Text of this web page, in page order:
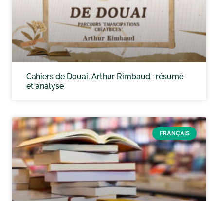
Cahiers de Douai, Arthur Rimbaud : résumé
et analyse
FRANÇAIS